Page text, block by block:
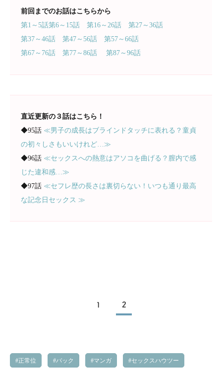
前回までのお話はこちらから
第1～5話第6～15話 第16～26話
第27～36話
第37～46話
第47～56話
第57～66話
第67～76話
第77～86話 第87～96話
直近更新の３話はこちら！
◆95話 ≪男子の成長はブラインドタッチに表れる？童貞
の初々しさもいいけれど…≫
◆96話 ≪セックスへの熱意はアソコを曲げる？膣内で感
じた違和感…≫
◆97話 ≪セフレ歴の長さは裏切らない！いつも通り最高
な記念日セックス ≫
1 2
正常位 バック マンガ セックスハウツー